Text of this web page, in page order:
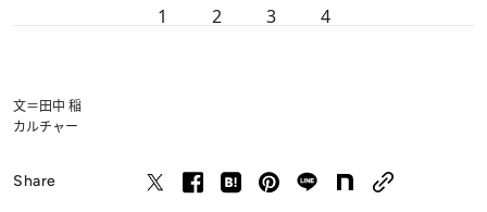
1 2 3 4
文＝田中 稲
カルチャー
Share